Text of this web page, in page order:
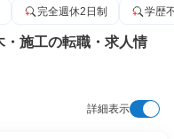
完全週休2日制 学歴
施工の転職・求人情
詳細表示